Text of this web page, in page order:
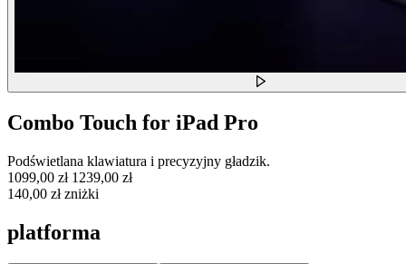
Combo Touch for iPad Pro
Podświetlana klawiatura i precyzyjny gładzik.
1099,00 zł 1239,00 zł
140,00 zł zniżki
platforma